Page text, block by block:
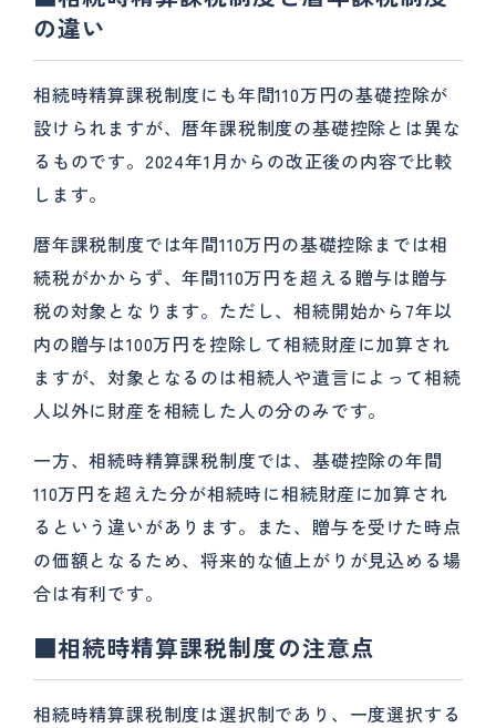
の違い
相続時精算課税制度にも年間110万円の基礎控除が
設けられますが、暦年課税制度の基礎控除とは異な
るものです。2024年1月からの改正後の内容で比較
します。
暦年課税制度では年間110万円の基礎控除までは相
続税がかからず、年間110万円を超える贈与は贈与
税の対象となります。ただし、相続開始から7年以
内の贈与は100万円を控除して相続財産に加算され
ますが、対象となるのは相続人や遺言によって相続
人以外に財産を相続した人の分のみです。
一方、相続時精算課税制度では、基礎控除の年間
110万円を超えた分が相続時に相続財産に加算され
るという違いがあります。また、贈与を受けた時点
の価額となるため、将来的な値上がりが見込める場
合は有利です。
■相続時精算課税制度の注意点
相続時精算課税制度は選択制であり、一度選択する